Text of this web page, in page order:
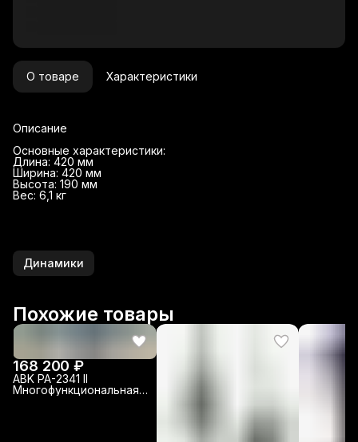
О товаре Характеристики
Описание
Основные характеристики:
Длина: 420 мм
Ширина: 420 мм
Высота: 190 мм
Вес: 6,1 кг
Динамики
Похожие товары
168 200 ₽
ABK PA-2341 II
Многофункциональная